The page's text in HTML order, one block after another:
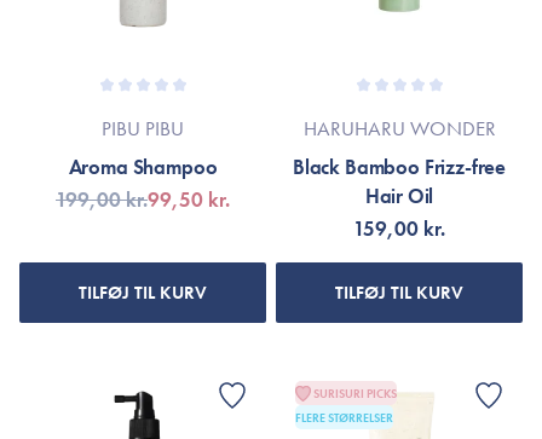
PIBU PIBU
Aroma Shampoo
199,00 kr.99,50 kr.
TILFØJ TIL KURV
HARUHARU WONDER
Black Bamboo Frizz-free
Hair Oil
159,00 kr.
TILFØJ TIL KURV
SURISURI PICKS
FLERE STØRRELSER